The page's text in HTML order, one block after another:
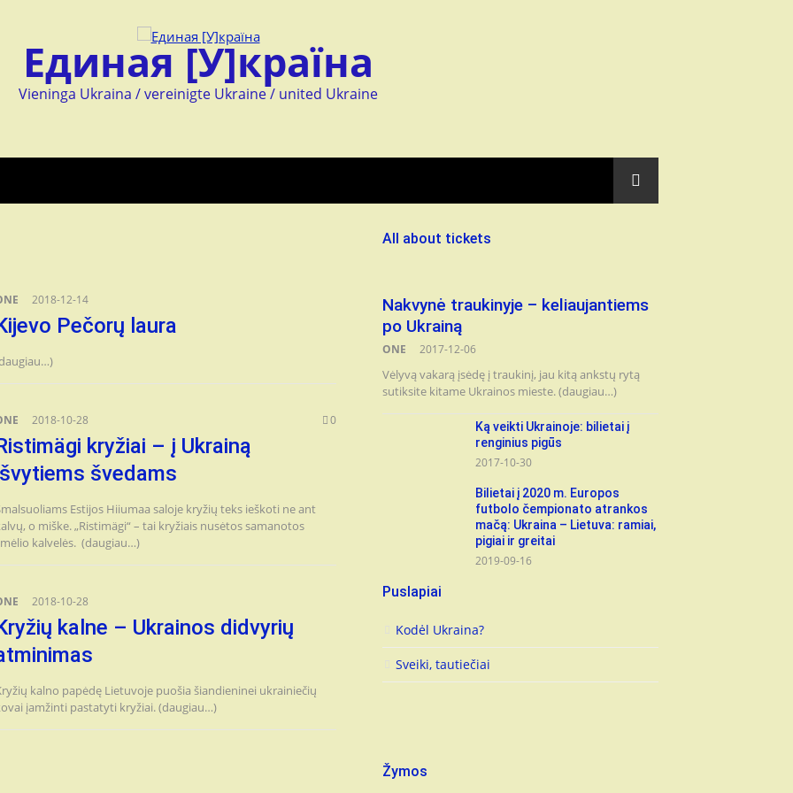
Единая [У]країна
Vieninga Ukraina / vereinigte Ukraine / united Ukraine
2018-12-14
Pečorų laura
2018-10-28 0
kryžiai – į Ukrainą
švedams
Estijos Hiiumaa saloje kryžių teks ieškoti ne ant
o miške. „Ristimägi“ – tai kryžiais nusėtos samanotos
kalvelės. (daugiau…)
2018-10-28
kalne – Ukrainos didvyrių
kalno papėdę Lietuvoje puošia šiandieninei ukrainiečių
įamžinti pastatyti kryžiai. (daugiau…)
All about tickets
Nakvynė traukinyje – keliaujantiems
po Ukrainą
ONE 2017-12-06
Vėlyvą vakarą įsėdę į traukinį, jau kitą ankstų rytą
sutiksite kitame Ukrainos mieste. (daugiau…)
Ką veikti Ukrainoje: bilietai į
renginius pigūs
2017-10-30
Bilietai į 2020 m. Europos
futbolo čempionato atrankos
mačą: Ukraina – Lietuva: ramiai,
pigiai ir greitai
2019-09-16
Puslapiai
Kodėl Ukraina?
Sveiki, tautiečiai
Žymos